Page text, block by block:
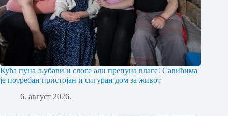
Кућа пуна љубави и слоге али препуна влаге! Савићима
је потребан пристојан и сигуран дом за живот
6. август 2026.